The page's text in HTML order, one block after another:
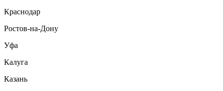
Краснодар
Ростов-на-Дону
Уфа
Калуга
Казань